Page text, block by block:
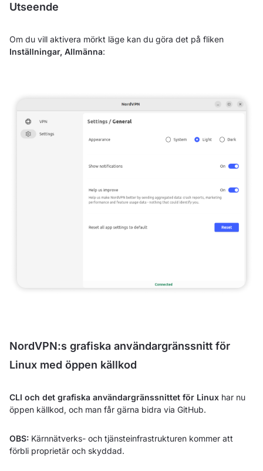
Utseende
Om du vill aktivera mörkt läge kan du göra det på fliken
Inställningar, Allmänna:
NordVPN:s grafiska användargränssnitt för
Linux med öppen källkod
CLI och det grafiska användargränssnittet för Linux har nu
öppen källkod, och man får gärna bidra via GitHub.
OBS: Kärnnätverks- och tjänsteinfrastrukturen kommer att
förbli proprietär och skyddad.